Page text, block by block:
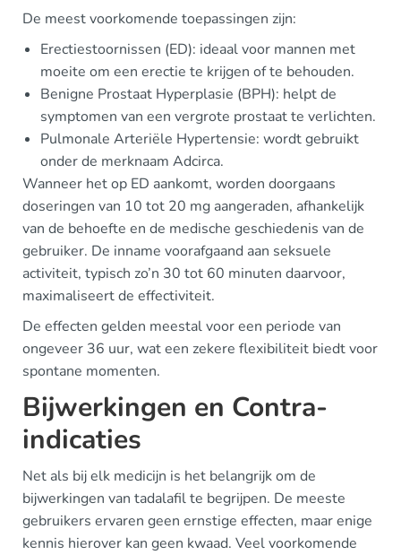
De meest voorkomende toepassingen zijn:
Erectiestoornissen (ED): ideaal voor mannen met
moeite om een erectie te krijgen of te behouden.
Benigne Prostaat Hyperplasie (BPH): helpt de
symptomen van een vergrote prostaat te verlichten.
Pulmonale Arteriële Hypertensie: wordt gebruikt
onder de merknaam Adcirca.
Wanneer het op ED aankomt, worden doorgaans
doseringen van 10 tot 20 mg aangeraden, afhankelijk
van de behoefte en de medische geschiedenis van de
gebruiker. De inname voorafgaand aan seksuele
activiteit, typisch zo’n 30 tot 60 minuten daarvoor,
maximaliseert de effectiviteit.
De effecten gelden meestal voor een periode van
ongeveer 36 uur, wat een zekere flexibiliteit biedt voor
spontane momenten.
Bijwerkingen en Contra-
indicaties
Net als bij elk medicijn is het belangrijk om de
bijwerkingen van tadalafil te begrijpen. De meeste
gebruikers ervaren geen ernstige effecten, maar enige
kennis hierover kan geen kwaad. Veel voorkomende